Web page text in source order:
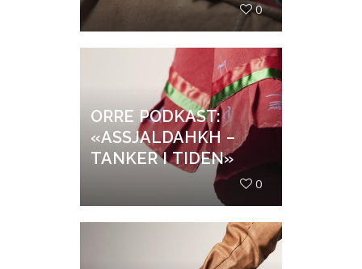
0
ORRE PODKAST:
«ASSJALDAHKH –
TANKER I TIDEN»
0